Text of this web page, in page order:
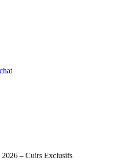
– Cuirs Exclusifs